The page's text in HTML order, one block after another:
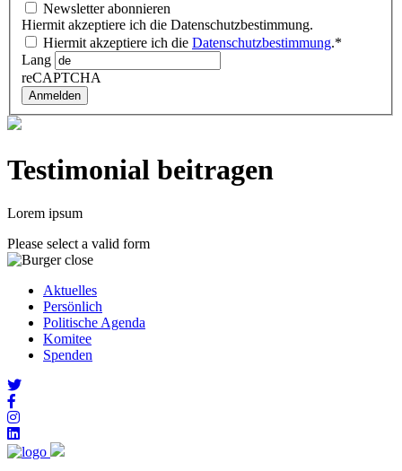
Newsletter abonnieren
Hiermit akzeptiere ich die Datenschutzbestimmung.
Hiermit akzeptiere ich die Datenschutzbestimmung.*
Lang
reCAPTCHA
Anmelden
Testimonial beitragen
Lorem ipsum
Please select a valid form
Aktuelles
Persönlich
Politische Agenda
Komitee
Spenden